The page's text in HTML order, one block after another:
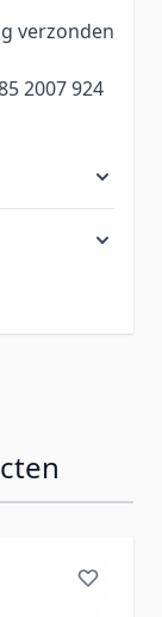
verzonden
2007 924